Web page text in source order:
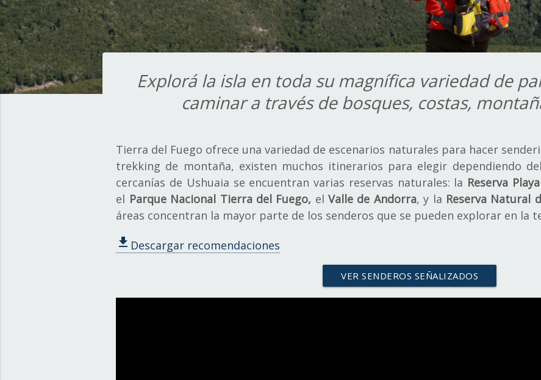
Explorá la isla en toda su magnífica variedad de
caminar a través de bosques, costas,
Tierra del Fuego ofrece una variedad de escenarios naturales para hacer
trekking de montaña, existen muchos itinerarios para elegir dependiendo
cercanías de Ushuaia se encuentran varias reservas naturales: la Reserva
el Parque Nacional Tierra del Fuego, el Valle de Andorra, y la Reserva Natural
áreas concentran la mayor parte de los senderos que se pueden explorar en la
file_download Descargar recomendaciones
VER SENDEROS SEÑALIZADOS